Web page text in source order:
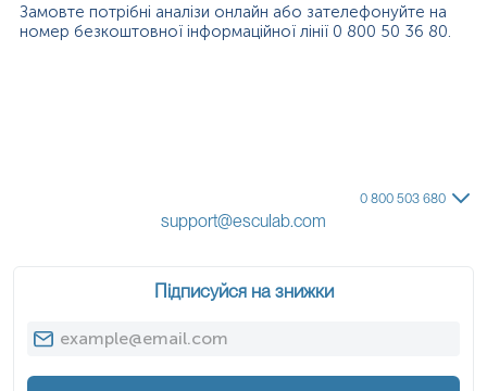
Замовте потрібні аналізи онлайн або зателефонуйте на
номер безкоштовної інформаційної лінії 0 800 50 36 80.
0 800 503 680
support@esculab.com
Підписуйся на знижки